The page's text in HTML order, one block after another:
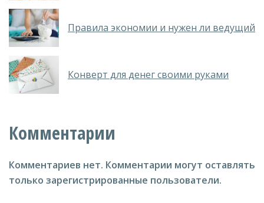
Правила экономии и нужен ли ведущий
Конверт для денег своими руками
Комментарии
Комментариев нет. Комментарии могут оставлять
только зарегистрированные пользователи.